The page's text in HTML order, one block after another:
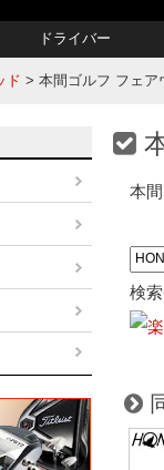
ドライバー
ド > 本間ゴルフ フェ
本
検